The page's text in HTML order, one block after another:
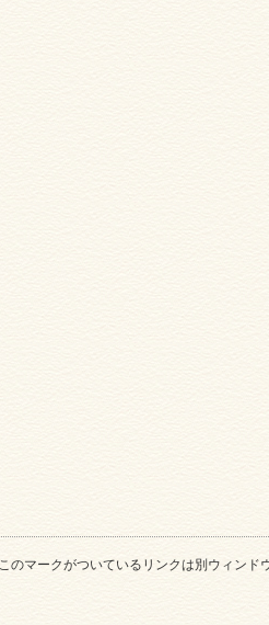
このマークがついているリンクは別ウィンド